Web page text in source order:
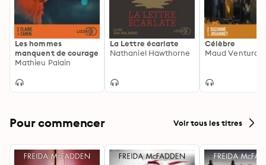
Les hommes
manquent de courage
Mathieu Palain
La Lettre écarlate
Nathaniel Hawthorne
Célèbre
Maud Ventura
Pour commencer Voir tous les titres